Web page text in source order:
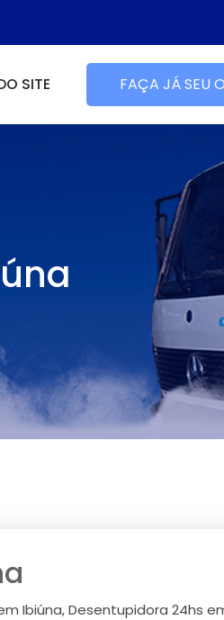
SITE FAÇA JÁ SEU
Ibiúna, Desentupidora 24hs